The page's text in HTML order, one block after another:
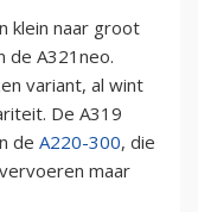
klein naar groot
de A321neo.
variant, al wint
De A319
de A220-300, die
maar